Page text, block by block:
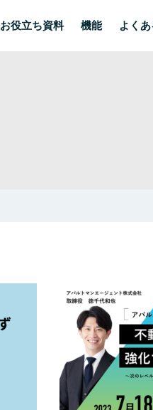
お役立ち資料 機能 よく